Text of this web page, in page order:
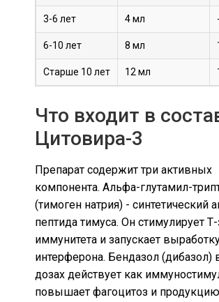
3-6 лет 4 мл -
6-10 лет 8 мл
Старше 10 лет 12 мл
Что входит в
Цитовира-3
Препарат содержит три активных
компонента. Альфа-глутамил-
(тимоген натрия) - синтетический
пептида тимуса. Он стимулирует
иммунитета и запускает
интерферона. Бендазол (дибазол)
дозах действует как
повышает фагоцитоз и продукцию